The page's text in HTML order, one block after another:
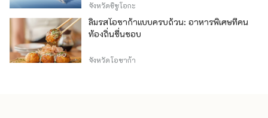
จังหวัดชิซูโอกะ
ลิ้มรสโอซาก้าแบบครบถ้วน: อาหารพิเศษที่คน
ท้องถิ่นชื่นชอบ
จังหวัดโอซาก้า